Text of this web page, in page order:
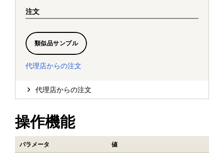
注文
類似品サンプル
代理店からの注文
代理店からの注文
操作機能
パラメータ
値